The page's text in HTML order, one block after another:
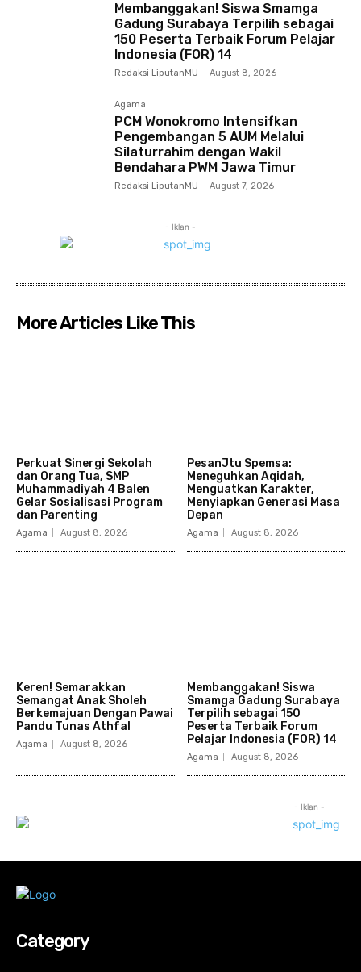
Membanggakan! Siswa Smamga
Gadung Surabaya Terpilih sebagai
150 Peserta Terbaik Forum Pelajar
Indonesia (FOR) 14
Redaksi LiputanMU - August 8, 2026
Agama
PCM Wonokromo Intensifkan
Pengembangan 5 AUM Melalui
Silaturrahim dengan Wakil
Bendahara PWM Jawa Timur
Redaksi LiputanMU - August 7, 2026
- Iklan -
More Articles Like This
Perkuat Sinergi Sekolah
dan Orang Tua, SMP
Muhammadiyah 4 Balen
Gelar Sosialisasi Program
dan Parenting
Agama August 8, 2026
PesanJtu Spemsa:
Meneguhkan Aqidah,
Menguatkan Karakter,
Menyiapkan Generasi Masa
Depan
Agama August 8, 2026
Keren! Semarakkan
Semangat Anak Sholeh
Berkemajuan Dengan Pawai
Pandu Tunas Athfal
Agama August 8, 2026
Membanggakan! Siswa
Smamga Gadung Surabaya
Terpilih sebagai 150
Peserta Terbaik Forum
Pelajar Indonesia (FOR) 14
Agama August 8, 2026
- Iklan -
Category